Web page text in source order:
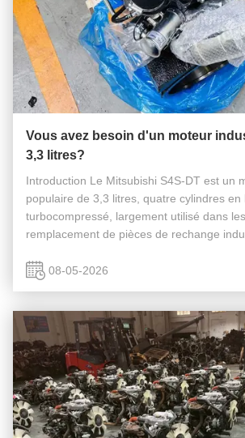
Vous avez besoin d'un moteur
3,3 litres?
Introduction Le Mitsubishi S4S‑DT est un
populaire de 3,3 litres, quatre cylindres en
turbocompressé, largement utilisé dans
remplacement de pièces de rechange
turbocompresseur pour fournir une ...
08-05-2026